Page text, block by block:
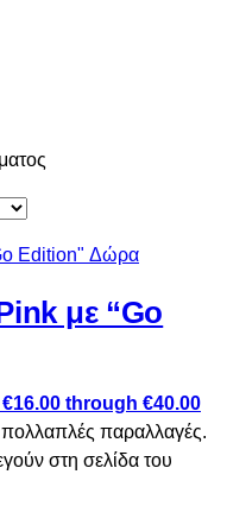
με “Go
through €40.00
πολλαπλές παραλλαγές.
στη σελίδα του